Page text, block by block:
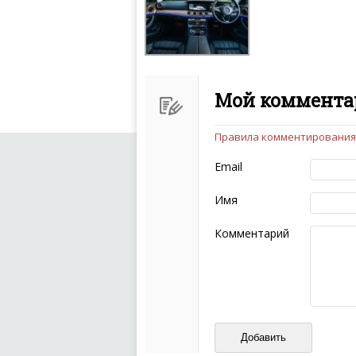
Мой
Чтобы ваш комментарий
следующих правил:
Комментарий не
эмоциональных
Не стоит
Пожалуйста, не
также призывы к
Не размещайте
И запаситесь терпением,
ваш отзыв может
Правила комментирования
Email
Имя
Комментарий